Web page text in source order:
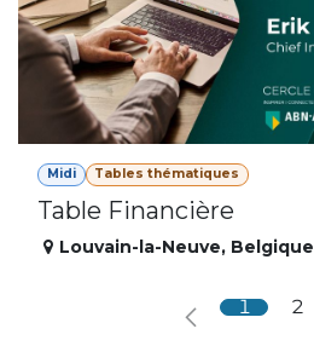
Midi Tables thématiques
Table Financière
Louvain-la-Neuve, Belgique
1 2